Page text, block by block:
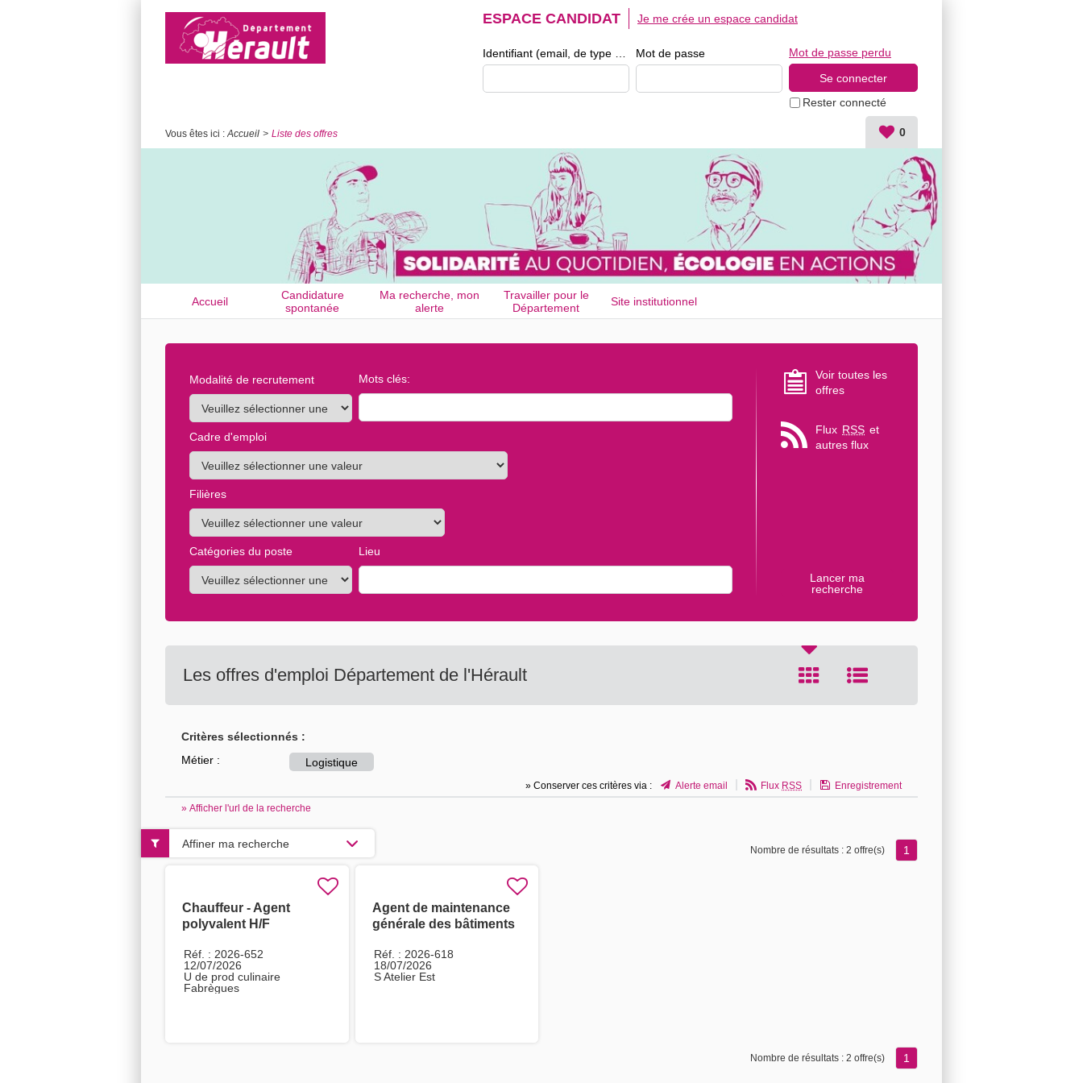
ESPACE CANDIDAT
Mot de passe
Rester connecté
Mot de passe perdu
Je me crée un espace candidat
Vous êtes ici : Accueil Liste des offres 0
Accueil
Candidature
spontanée
Ma recherche, mon
alerte
Travailler pour le
Département
Site institutionnel
Modalité de recrutement Mots clés:
Cadre d'emploi
Filières
Catégories du poste Lieu
Voir toutes les
offres
Flux RSS et
autres flux
Les offres d'emploi Département de l'Hérault
Critères sélectionnés :
Métier :
Logistique
» Conserver ces critères via : Alerte email Flux RSS
Enregistrement
» Afficher l'url de la recherche
Nombre de résultats : 2 offre(s) 1
Chauffeur - Agent
polyvalent H/F
Réf. : 2026-652
12/07/2026
U de prod culinaire
Fabrègues
Agent de maintenance
générale des bâtiments
Réf. : 2026-618
18/07/2026
S Atelier Est
Affiner ma recherche
Nombre de résultats : 2 offre(s) 1